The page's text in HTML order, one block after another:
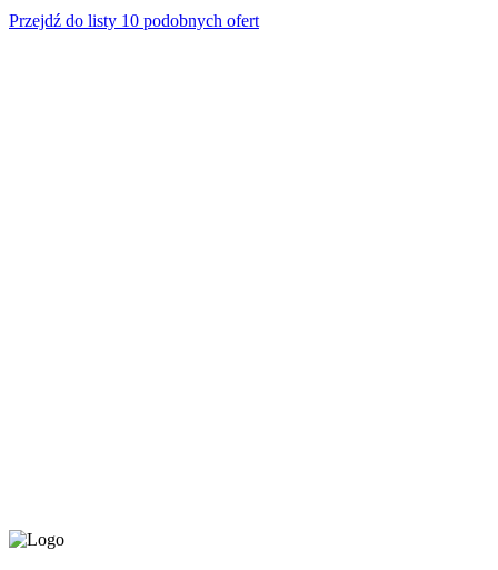
Przejdź do listy 10 podobnych ofert